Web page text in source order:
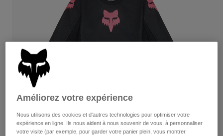
Goggles
Guards & Protection
Gloves
Jackets & Hydration Vests
Base Layers
Pants
Pads & Protection
Jackets
Gloves
Goggles
Tout acheter
Womens
Hats
Shirts
Améliorez votre expérience
Nous utilisons des cookies et d'autres technologies pour optimiser votre
expérience en ligne. Ils nous aident à nous souvenir de vous, à personnaliser
votre visite (par exemple, pour garder votre panier plein, vous montrer